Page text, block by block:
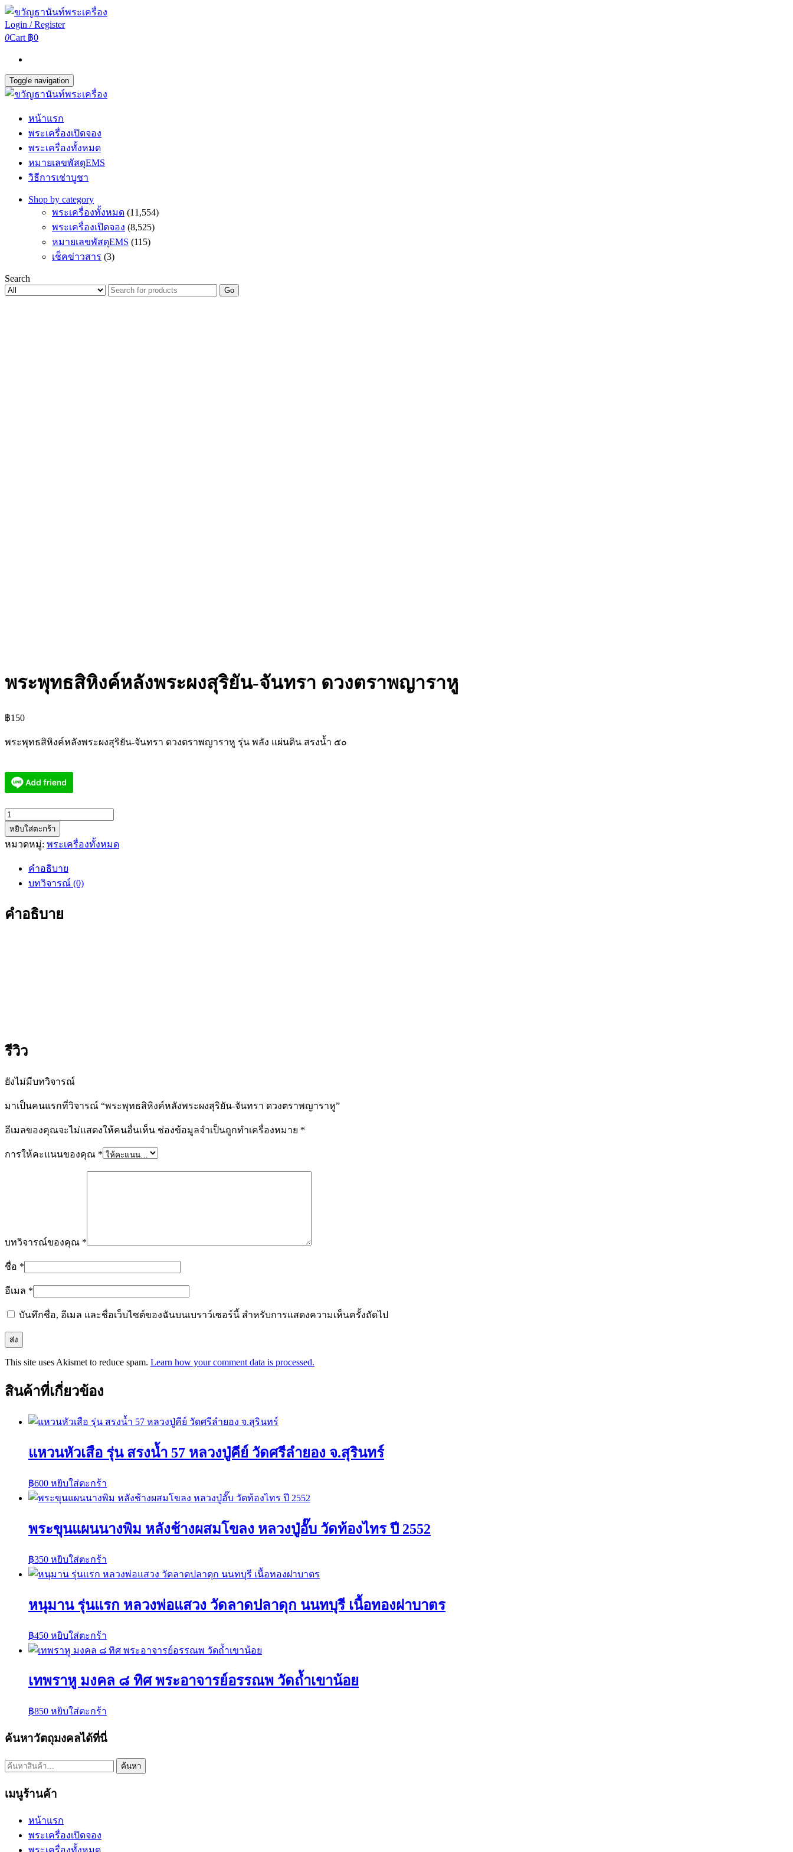
Login / Register
0Cart ฿0
Toggle navigation
หน้าแรก
พระเครื่องเปิดจอง
พระเครื่องทั้งหมด
หมายเลขพัสดุEMS
วิธีการเช่าบูชา
Shop by category
พระเครื่องทั้งหมด (11,554)
พระเครื่องเปิดจอง (8,525)
หมายเลขพัสดุEMS (115)
เช็คข่าวสาร (3)
Search
Go
พระพุทธสิหิงค์หลังพระผงสุริยัน-จันทรา ดวงตราพญาราหู
฿150
พระพุทธสิหิงค์หลังพระผงสุริยัน-จันทรา ดวงตราพญาราหู รุ่น พลัง แผ่นดิน สรงน้ำ ๕๐
จำนวน
พระ
พุทธ
ผง
หยิบใส่ตะกร้า
หมวดหมู่: พระเครื่องทั้งหมด
คำอธิบาย
บทวิจารณ์ (0)
คำอธิบาย
รีวิว
ยังไม่มีบทวิจารณ์
มาเป็นคนแรกที่วิจารณ์ “พระพุทธสิหิงค์หลังพระผงสุริยัน-จันทรา ดวงตราพญาราหู”
อีเมลของคุณจะไม่แสดงให้คนอื่นเห็น ช่องข้อมูลจำเป็นถูกทำเครื่องหมาย *
การให้คะแนนของคุณ *
บทวิจารณ์ของคุณ *
ชื่อ *
อีเมล *
บันทึกชื่อ, อีเมล และชื่อเว็บไซต์ของฉันบนเบราว์เซอร์นี้ สำหรับการแสดงความเห็นครั้งถัดไป
This site uses Akismet to reduce spam. Learn how your comment data is processed.
สินค้าที่เกี่ยวข้อง
แหวนหัวเสือ รุ่น สรงน้ำ 57 หลวงปู่คีย์ วัดศรีลำยอง จ.สุรินทร์
฿600 หยิบใส่ตะกร้า
พระขุนแผนนางพิม หลังช้างผสมโขลง หลวงปู่อั๊บ วัดท้องไทร ปี 2552
฿350 หยิบใส่ตะกร้า
หนุมาน รุ่นแรก หลวงพ่อแสวง วัดลาดปลาดุก นนทบุรี เนื้อทองฝาบาตร
฿450 หยิบใส่ตะกร้า
เทพราหู มงคล ๘ ทิศ พระอาจารย์อรรณพ วัดถ้ำเขาน้อย
฿850 หยิบใส่ตะกร้า
ค้นหาวัตถุมงคลได้ที่นี่
ค้นหา: ค้นหา
เมนูร้านค้า
หน้าแรก
พระเครื่องเปิดจอง